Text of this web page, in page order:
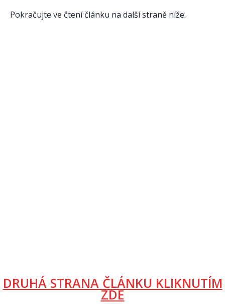
Pokračujte ve čtení článku na další straně níže.
DRUHÁ STRANA ČLÁNKU KLIKNUTÍM
ZDE